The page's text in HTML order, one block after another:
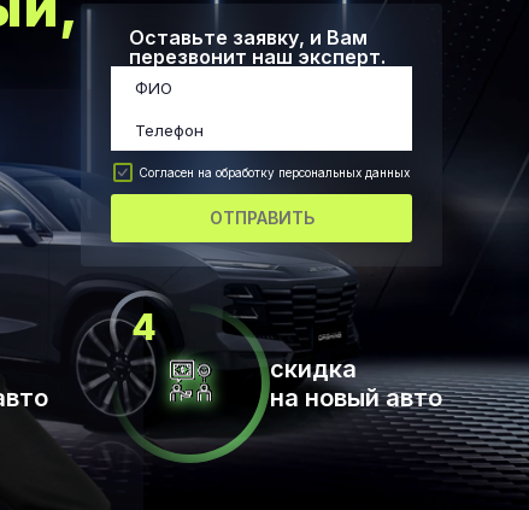
Оставьте заявку, и Вам
перезвонит наш эксперт.
Согласен на обработку персональных данных
ОТПРАВИТЬ
скидка
на новый авто